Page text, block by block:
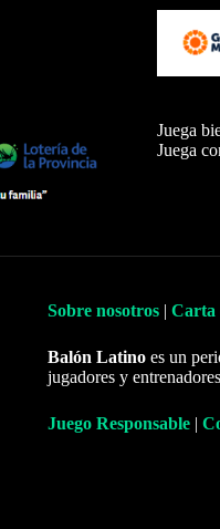
Juega
Juega
Sobre nosotros | Carta
Balón Latino es un
jugadores y
Juego Responsable |